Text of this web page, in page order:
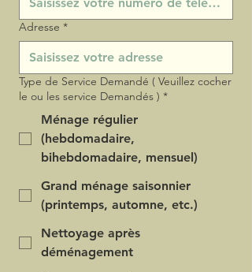
Adresse *
Type de Service Demandé ( Veuillez cocher
le ou les service Demandés ) *
Ménage régulier
(hebdomadaire,
bihebdomadaire, mensuel)
Grand ménage saisonnier
(printemps, automne, etc.)
Nettoyage après
déménagement